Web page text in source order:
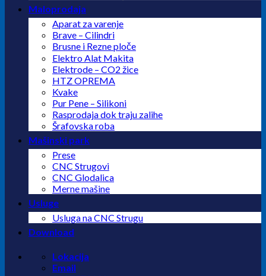
Maloprodaja
Aparat za varenje
Brave – Cilindri
Brusne i Rezne ploče
Elektro Alat Makita
Elektrode – CO2 žice
HTZ OPREMA
Kvake
Pur Pene – Silikoni
Rasprodaja dok traju zalihe
Šrafovska roba
Mašinski park
Prese
CNC Strugovi
CNC Glodalica
Merne mašine
Usluge
Usluga na CNC Strugu
Download
Lokacija
Email